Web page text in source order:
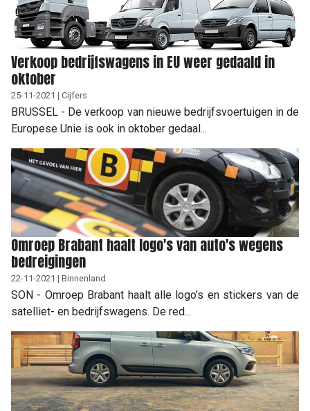
Verkoop bedrijfswagens in EU weer gedaald in
oktober
25-11-2021 | Cijfers
BRUSSEL - De verkoop van nieuwe bedrijfsvoertuigen in de
Europese Unie is ook in oktober gedaal...
Omroep Brabant haalt logo's van auto's wegens
bedreigingen
22-11-2021 | Binnenland
SON - Omroep Brabant haalt alle logo’s en stickers van de
satelliet- en bedrijfswagens. De red...